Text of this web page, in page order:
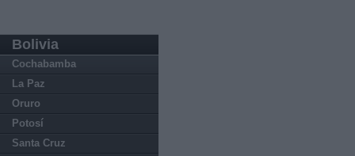
Bolivia
Cochabamba
La Paz
Oruro
Potosí
Santa Cruz